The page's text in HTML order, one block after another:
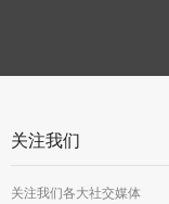
关注我们
关注我们各大社交媒体